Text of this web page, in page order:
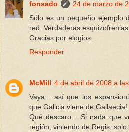
fonsado
24 de marzo de
Sólo es un pequeño ejemplo
red. Verdaderas esquizofrenias
Gracias por elogios.
Responder
McMill 4 de abril de 2008 a
Vaya... así que los
que Galicia viene de Gallaecia!
Qué descaro... Si nada que
región, viniendo de Regis, solo